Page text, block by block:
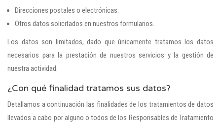
Direcciones postales o electrónicas.
Otros datos solicitados en nuestros formularios.
Los datos son limitados, dado que únicamente tratamos los datos
necesarios para la prestación de nuestros servicios y la gestión de
nuestra actividad.
¿Con qué finalidad tratamos sus datos?
Detallamos a continuación las finalidades de los tratamientos de datos
llevados a cabo por alguno o todos de los Responsables de Tratamiento